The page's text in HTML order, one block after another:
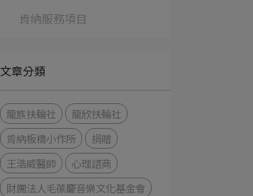
肯納服務項目
文章分類
龍族扶輪社
龍欣扶輪社
肯納板橋小作所
捐贈
王浩威醫師
心理諮商
財團法人毛葆慶音樂文化基金會